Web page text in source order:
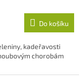
Do košíku
kadeřavosti
chorobám